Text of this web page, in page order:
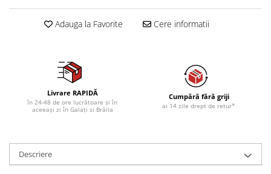
Adauga la Favorite Cere informatii
Livrare RAPIDĂ
în 24-48 de ore lucrătoare și în
aceeași zi în Galați si Brăila
Cumpără fără griji
ai 14 zile drept de retur*
Descriere